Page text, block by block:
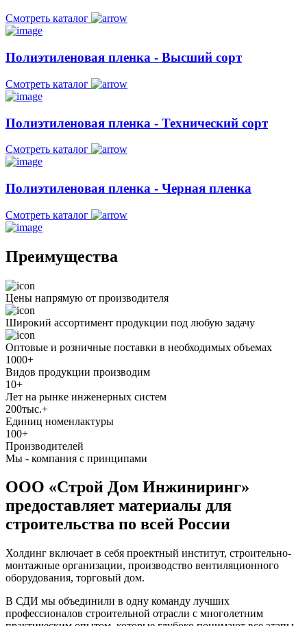
Смотреть каталог
Полиэтиленовая пленка - Высший сорт
Смотреть каталог
Полиэтиленовая пленка - Технический сорт
Смотреть каталог
Полиэтиленовая пленка - Черная пленка
Смотреть каталог
Преимущества
Цены напрямую от производителя
Широкий ассортимент продукции под любую задачу
Оптовые и розничные поставки в необходимых объемах
1000+
Видов продукции производим
10+
Лет на рынке инженерных систем
200тыс.+
Единиц номенлактуры
100+
Производителей
Мы - компания с принципами
ООО «Строй Дом Инжиниринг»
предоставляет материалы для
строительства по всей России
Холдинг включает в себя проектный институт, строительно-
монтажные организации, производство вентиляционного
оборудования, торговый дом.
В СДИ мы объединили в одну команду лучших
профессионалов строительной отрасли с многолетним